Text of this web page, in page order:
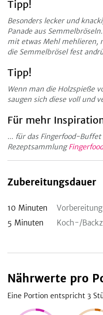
Tipp!
Besonders lecker und
Panade aus
mit etwas Mehl mehlieren,
die Semmelbrösel fest
Tipp!
Wenn man die Holzspieße
saugen sich diese voll und
Für mehr
... für das Fingerfood-
RezeptsammlungFingerfood
Zubereitungsdauer
10 Minuten
5 Minuten Koch-/
Nährwerte pro
Eine Portion entspricht 3